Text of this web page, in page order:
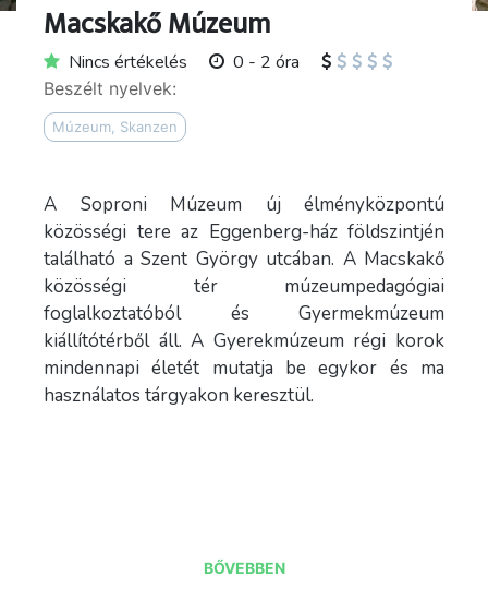
Macskakő Múzeum
Nincs értékelés 0 - 2 óra
Beszélt nyelvek:
Múzeum, Skanzen
A Soproni Múzeum új élményközpontú
közösségi tere az Eggenberg-ház földszintjén
található a Szent György utcában. A Macskakő
közösségi tér múzeumpedagógiai
foglalkoztatóból és Gyermekmúzeum
kiállítótérből áll. A Gyerekmúzeum régi korok
mindennapi életét mutatja be egykor és ma
használatos tárgyakon keresztül.
BŐVEBBEN